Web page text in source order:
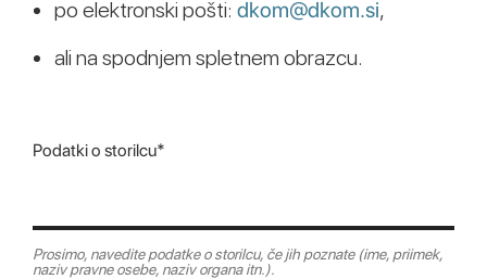
po elektronski pošti: dkom@dkom.si,
ali na spodnjem spletnem obrazcu.
Podatki o storilcu*
Prosimo, navedite podatke o storilcu, če jih poznate (ime, priimek,
naziv pravne osebe, naziv organa itn.).